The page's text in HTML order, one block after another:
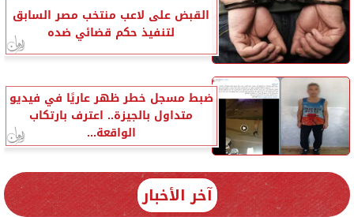
القبض على لاعب منتخب مصر السابق
لتنفيذ حكم قضائي ضده
ضبط مسجل خطر ظهر عاريًا في فيديو
متداول بالجيزة.. اعترف بارتكاب
الواقعة...
آخر الأخبار